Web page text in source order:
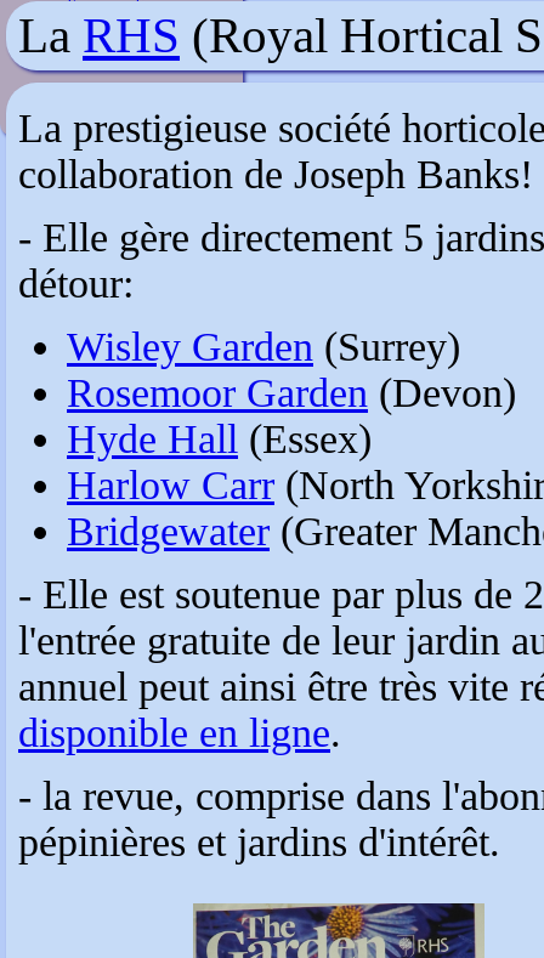
Voyager en France
La RHS (Royal Hortical
La prestigieuse société
collaboration de Joseph Banks!
- Elle gère directement 5
détour:
Wisley Garden (Surrey)
Rosemoor Garden (Devon)
Hyde Hall (Essex)
Harlow Carr (North
Bridgewater (Greater
- Elle est soutenue par plus de
l'entrée gratuite de leur jardin
annuel peut ainsi être très vite
disponible en ligne.
- la revue, comprise dans
pépinières et jardins d'intérêt.